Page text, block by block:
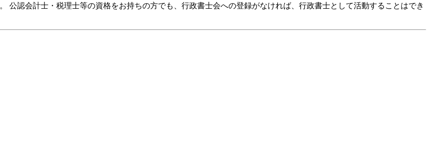
。 公認会計士・税理士等の資格をお持ちの方でも、行政書士会への登録がなければ、行政書士として活動することはでき